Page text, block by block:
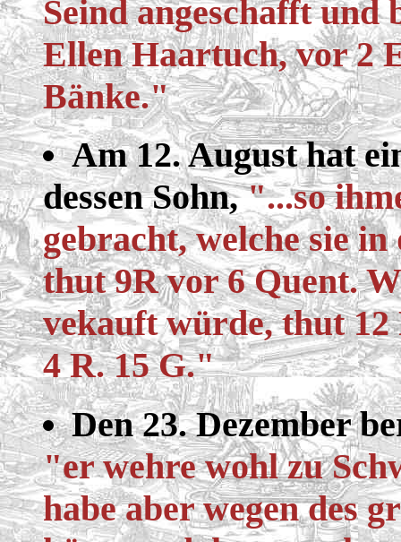
Seind angeschafft und
Ellen Haartuch, vor 2
Bänke."
Am 12. August hat
dessen Sohn,"...so
gebracht, welche sie in
thut 9R vor 6 Quent.
vekauft würde, thut 12
4 R. 15 G."
Den 23. Dezember
"er wehre wohl zu
habe aber wegen des